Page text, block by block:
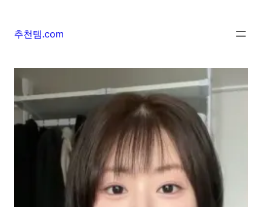
추천템.com